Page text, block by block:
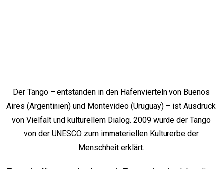
Der Tango – entstanden in den Hafenvierteln von Buenos
Aires (Argentinien) und Montevideo (Uruguay) – ist Ausdruck
von Vielfalt und kulturellem Dialog. 2009 wurde der Tango
von der UNESCO zum immateriellen Kulturerbe der
Menschheit erklärt.